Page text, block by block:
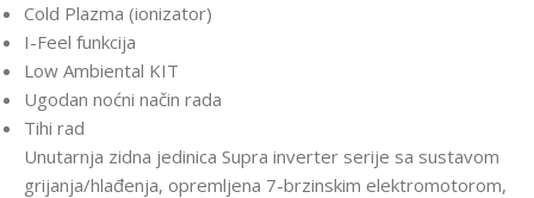
Cold Plazma (ionizator)
I-Feel funkcija
Low Ambiental KIT
Ugodan noćni način rada
Tihi rad
Unutarnja zidna jedinica Supra inverter serije sa sustavom
grijanja/hlađenja, opremljena 7-brzinskim elektromotorom,